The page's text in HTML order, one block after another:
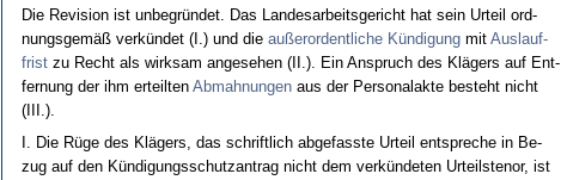
Die Re­vi­si­on ist un­be­gründet. Das Lan­des­ar­beits­ge­richt hat sein Ur­teil ord­
nungs­gemäß verkündet (I.) und die außer­or­dent­li­che Kündi­gungmit Aus­lauf­
fristzu Recht als wirk­sam an­ge­se­hen (II.). Ein An­spruch des Klägers auf Ent­
fer­nung der ihm er­teil­ten Ab­mah­nun­genaus der Per­so­nal­ak­te be­steht nicht
(III.).
I. Die Rüge des Klägers, das schrift­lich ab­ge­fass­te Ur­teil ent­spre­che in Be­
zug auf den Kündi­gungs­schutz­an­trag nicht dem verkünde­ten Ur­teils­te­nor, ist